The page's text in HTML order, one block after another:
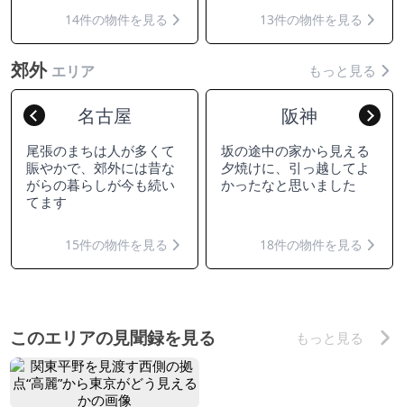
14件の物件を見る 13件の物件を見る
郊外 エリア もっと見る
Previous名古屋
尾張のまちは人が多くて
賑やかで、郊外には昔な
がらの暮らしが今も続い
てます
15件の物件を見る
阪神
坂の途中の家から見える
夕焼けに、引っ越してよ
かったなと思いました
18件の物件を見る
このエリアの見聞録を見る もっと見る